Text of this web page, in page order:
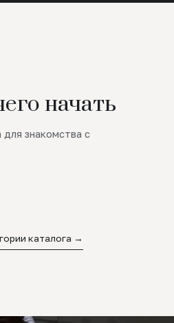
начать
знакомства с
каталога →